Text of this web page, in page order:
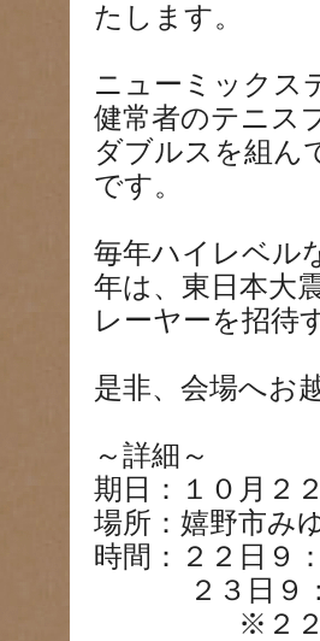
たします。
ニューミックス
健常者のテニス
ダブルスを組ん
です。
毎年ハイレベル
年は、東日本大
レーヤーを招待
是非、会場へお
～詳細～
期日：１０月２
場所：嬉野市み
時間：２２日９
２３日９：
※２２日９時